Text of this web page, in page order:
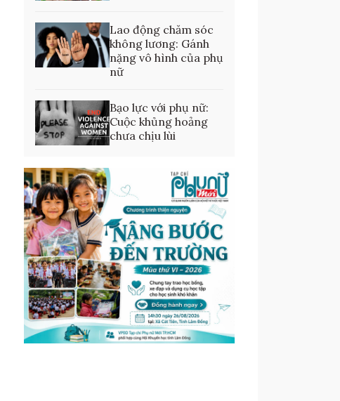
Lao động chăm sóc
không lương: Gánh
nặng vô hình của phụ
nữ
Bạo lực với phụ nữ:
Cuộc khủng hoảng
chưa chịu lùi